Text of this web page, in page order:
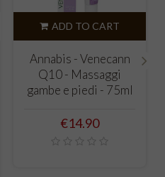
ADD TO CART
Annabis - Venecann
Q10 - Massaggi
gambe e piedi - 75ml
Price
€14.90